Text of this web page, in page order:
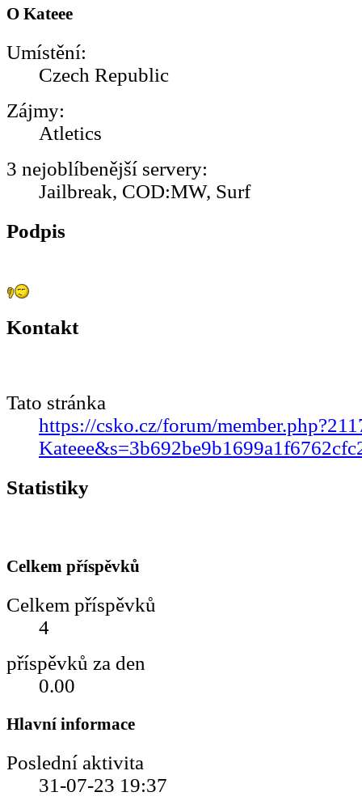
O Kateee
Umístění:
Czech Republic
Zájmy:
Atletics
3 nejoblíbenější servery:
Jailbreak, COD:MW, Surf
Podpis
Kontakt
Tato stránka
https://csko.cz/forum/
Statistiky
Celkem příspěvků
Celkem příspěvků
4
příspěvků za den
0.00
Hlavní informace
Poslední aktivita
31-07-23 19:37